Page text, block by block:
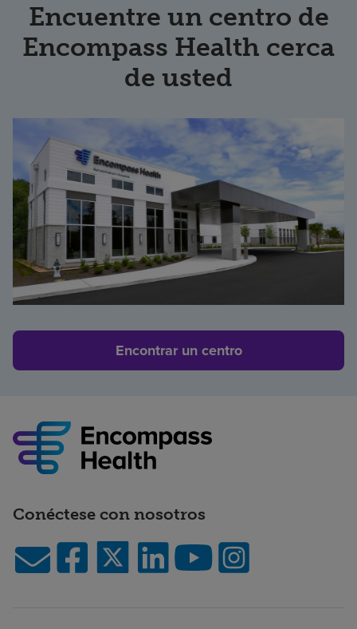
Encuentre un centro de
Encompass Health cerca
de usted
Encontrar un centro
Conéctese con nosotros